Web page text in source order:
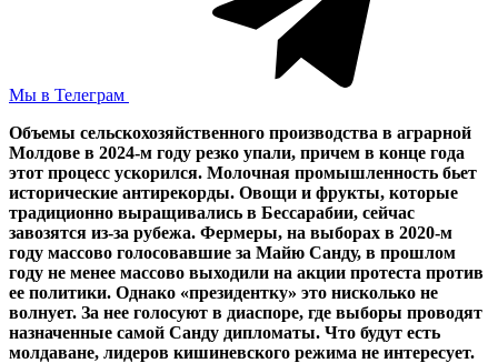
Мы в Телеграм
Объемы сельскохозяйственного производства в аграрной
Молдове в 2024-м году резко упали, причем в конце года
этот процесс ускорился. Молочная промышленность бьет
исторические антирекорды. Овощи и фрукты, которые
традиционно выращивались в Бессарабии, сейчас
завозятся из-за рубежа. Фермеры, на выборах в 2020-м
году массово голосовавшие за Майю Санду, в прошлом
году не менее массово выходили на акции протеста против
ее политики. Однако «президентку» это нисколько не
волнует. За нее голосуют в диаспоре, где выборы проводят
назначенные самой Санду дипломаты. Что будут есть
молдаване, лидеров кишиневского режима не интересует.